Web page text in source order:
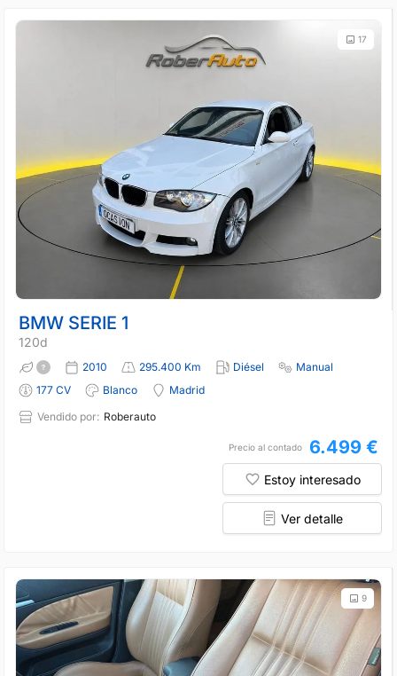
17
BMW SERIE 1
120d
2010 295.400 Km Diésel
Manual
177 CV
Blanco
Madrid
Vendido por: Roberauto
Precio al contado 6.499 €
Estoy interesado
Ver detalle
9